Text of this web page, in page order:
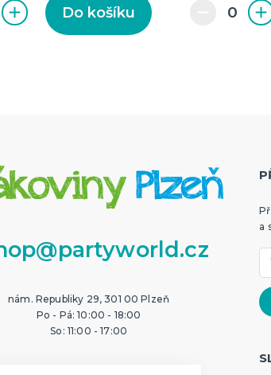
Do košíku
nám. Republiky 29, 301 00 Plzeň
Po - Pá: 10:00 - 18:00
So: 11:00 - 17:00
a